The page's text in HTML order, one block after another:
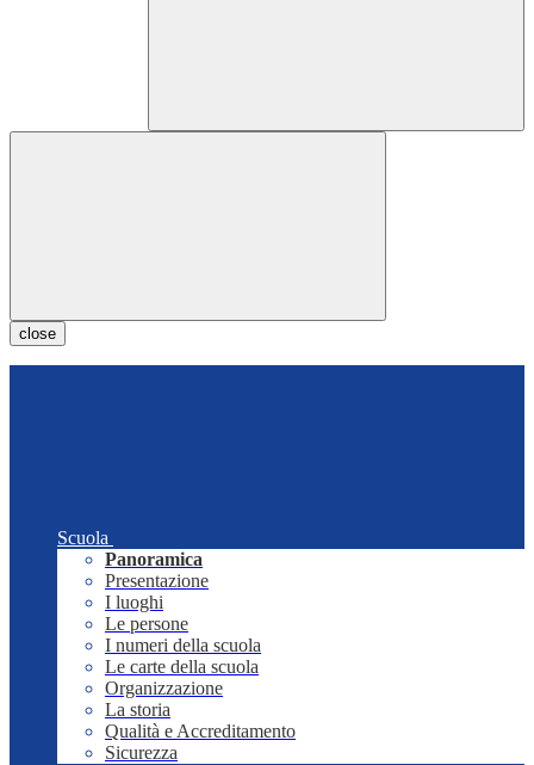
close
Scuola
Panoramica
Presentazione
I luoghi
Le persone
I numeri della scuola
Le carte della scuola
Organizzazione
La storia
Qualità e Accreditamento
Sicurezza